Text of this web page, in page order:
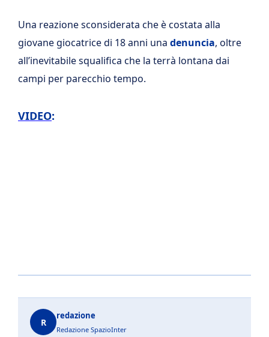
Una reazione sconsiderata che è costata alla
giovane giocatrice di 18 anni una denuncia, oltre
all’inevitabile squalifica che la terrà lontana dai
campi per parecchio tempo.
VIDEO:
R
redazione
Redazione SpazioInter